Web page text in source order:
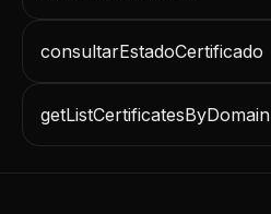
consultarEstadoCertificado
getListCertificatesByDomain